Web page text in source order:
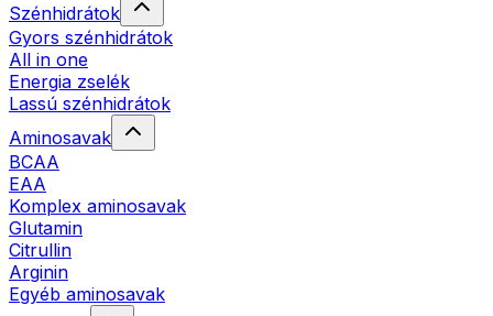
Szénhidrátok
Gyors szénhidrátok
All in one
Energia zselék
Lassú szénhidrátok
Aminosavak
BCAA
EAA
Komplex aminosavak
Glutamin
Citrullin
Arginin
Egyéb aminosavak